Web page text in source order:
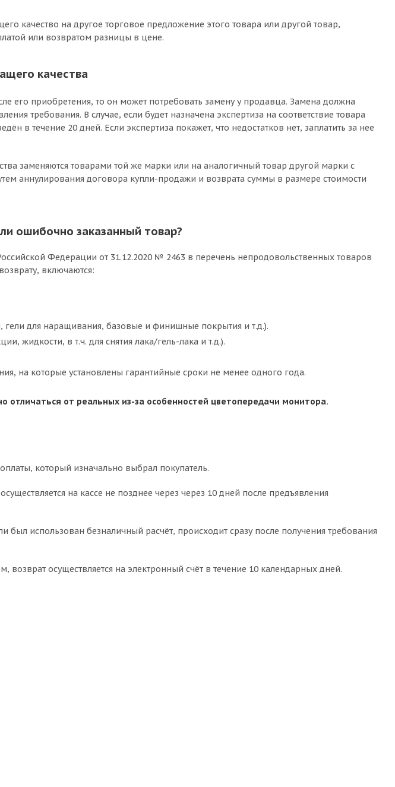
качество на другое торговое предложение этого товара или другой товар,
или возвратом разницы в цене.
качества
его приобретения, то он может потребовать замену у продавца. Замена должна
требования. В случае, если будет назначена экспертиза на соответствие товара
в течение 20 дней. Если экспертиза покажет, что недостатков нет, заплатить за нее
заменяются товарами той же марки или на аналогичный товар другой марки с
аннулирования договора купли-продажи и возврата суммы в размере стоимости
ошибочно заказанный товар?
Федерации от 31.12.2020 № 2463 в перечень непродовольственных товаров
включаются:
для наращивания, базовые и финишные покрытия и т.д.).
жидкости, в т.ч. для снятия лака/гель-лака и т.д.).
на которые установлены гарантийные сроки не менее одного года.
отличаться от реальных из-за особенностей цветопередачи монитора.
который изначально выбрал покупатель.
на кассе не позднее через через 10 дней после предъявления
был использован безналичный расчёт, происходит сразу после получения требования
возврат осуществляется на электронный счёт в течение 10 календарных дней.